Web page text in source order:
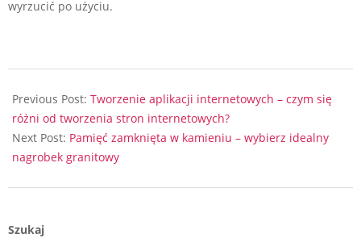
wyrzucić po użyciu.
02-
01
Previous Post: Tworzenie aplikacji internetowych – czym się
różni od tworzenia stron internetowych?
Next Post: Pamięć zamknięta w kamieniu – wybierz idealny
nagrobek granitowy
Szukaj